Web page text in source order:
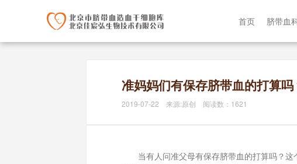
首页 脐带血
准妈妈们有保存脐带血的打算
2019-07-22 来源:原创 阅读数：1621
当有人问准父母有保存脐带血的打算吗？这